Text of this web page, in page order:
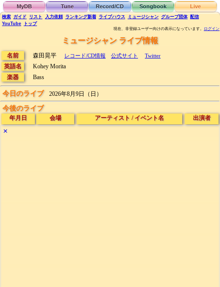
MyDB Tune Record/CD Songbook Live
検索 ガイド リスト 入力依頼 ランキング新着 ライブハウス ミュージシャン グループ団体 配信
YouTube
トップ
現在、非登録ユーザー向けの表示になっています。 ログイン
ミュージシャン ライブ情報
名前 森田晃平 レコード/CD情報 公式サイト Twitter
英語名
Kohey Morita
楽器
Bass
今日のライブ 2026年8月9日（日）
今後のライブ
年月日 会場 アーティスト / イベント名
出演者
✕